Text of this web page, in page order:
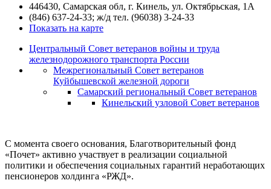
446430, Самарская обл, г. Кинель, ул. Октябрьская, 1А
(846) 637-24-33; ж/д тел. (96038) 3-24-33
Показать на карте
Центральный Совет ветеранов войны и труда
железнодорожного транспорта России
Межрегиональный Совет ветеранов
Куйбышевской железной дороги
Самарский региональный Совет ветеранов
Кинельский узловой Совет ветеранов
С момента своего основания, Благотворительный фонд
«Почет» активно участвует в реализации социальной
политики и обеспечения социальных гарантий неработающих
пенсионеров холдинга «РЖД».